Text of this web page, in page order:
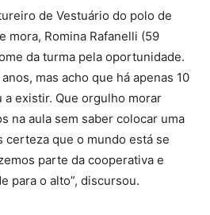
de Vestuário do polo de
mora, Romina Rafanelli (59
da turma pela oportunidade.
mas acho que há apenas 10
a existir. Que orgulho morar
na aula sem saber colocar uma
certeza que o mundo está se
parte da cooperativa e
para o alto”, discursou.